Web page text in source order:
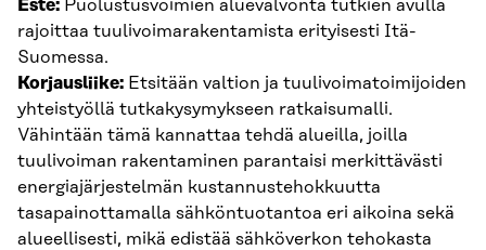
Este: Puolustusvoimien aluevalvonta tutkien avulla
rajoittaa tuulivoimarakentamista erityisesti Itä-
Suomessa.
Korjausliike: Etsitään valtion ja tuulivoimatoimijoiden
yhteistyöllä tutkakysymykseen ratkaisumalli.
Vähintään tämä kannattaa tehdä alueilla, joilla
tuulivoiman rakentaminen parantaisi merkittävästi
energiajärjestelmän kustannustehokkuutta
tasapainottamalla sähköntuotantoa eri aikoina sekä
alueellisesti, mikä edistää sähköverkon tehokasta